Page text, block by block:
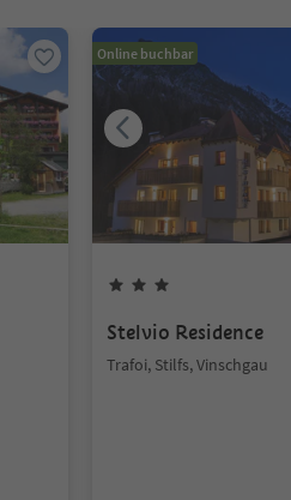
Online buchbar
Stelvio Residence
Trafoi, Stilfs, Vinschgau